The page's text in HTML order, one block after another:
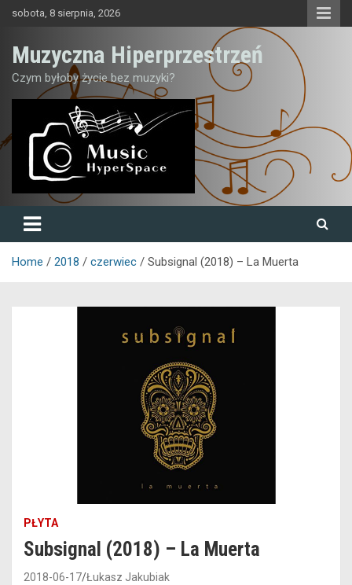
sobota, 8 sierpnia, 2026
Muzyczna Hiperprzestrzeń
Czym byłoby życie bez muzyki?
Home 2018 czerwiec Subsignal (2018) – La Muerta
PŁYTA
Subsignal (2018) – La Muerta
2018-06-17 Łukasz Jakubiak